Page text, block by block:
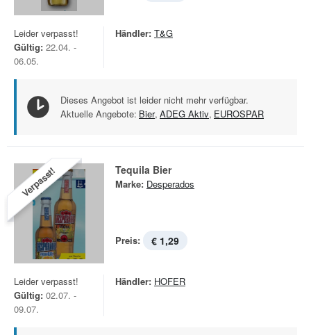
Leider verpasst!
Gültig: 22.04. -
06.05.
Händler: T&G
Dieses Angebot ist leider nicht mehr verfügbar.
Aktuelle Angebote: Bier, ADEG Aktiv, EUROSPAR
Verpasst! Tequila Bier
Marke: Desperados
Preis: € 1,29
Leider verpasst!
Gültig: 02.07. -
09.07.
Händler: HOFER